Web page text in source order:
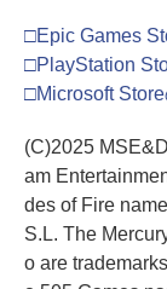
□Epic Games
□PlayStation
□Microsoft
(C)2025
am
des of Fire
S.L. The
o are